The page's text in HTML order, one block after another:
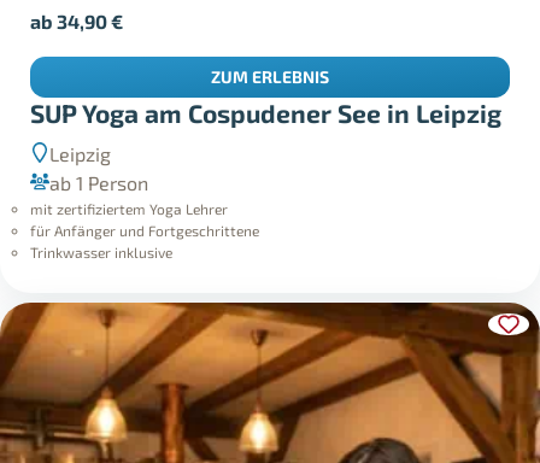
SUP Yoga am Cospudener See in Leipzig
Leipzig
ab 1 Person
mit zertifiziertem Yoga Lehrer
für Anfänger und Fortgeschrittene
Trinkwasser inklusive
ab34,90€
ZUM ERLEBNIS